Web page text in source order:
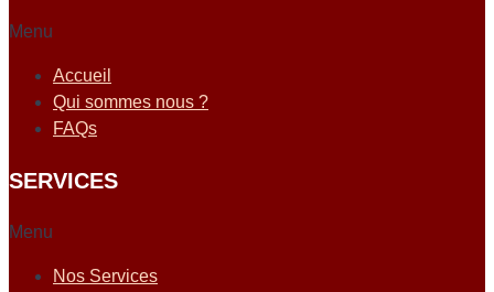
Menu
Accueil
Qui sommes nous ?
FAQs
SERVICES
Menu
Nos Services